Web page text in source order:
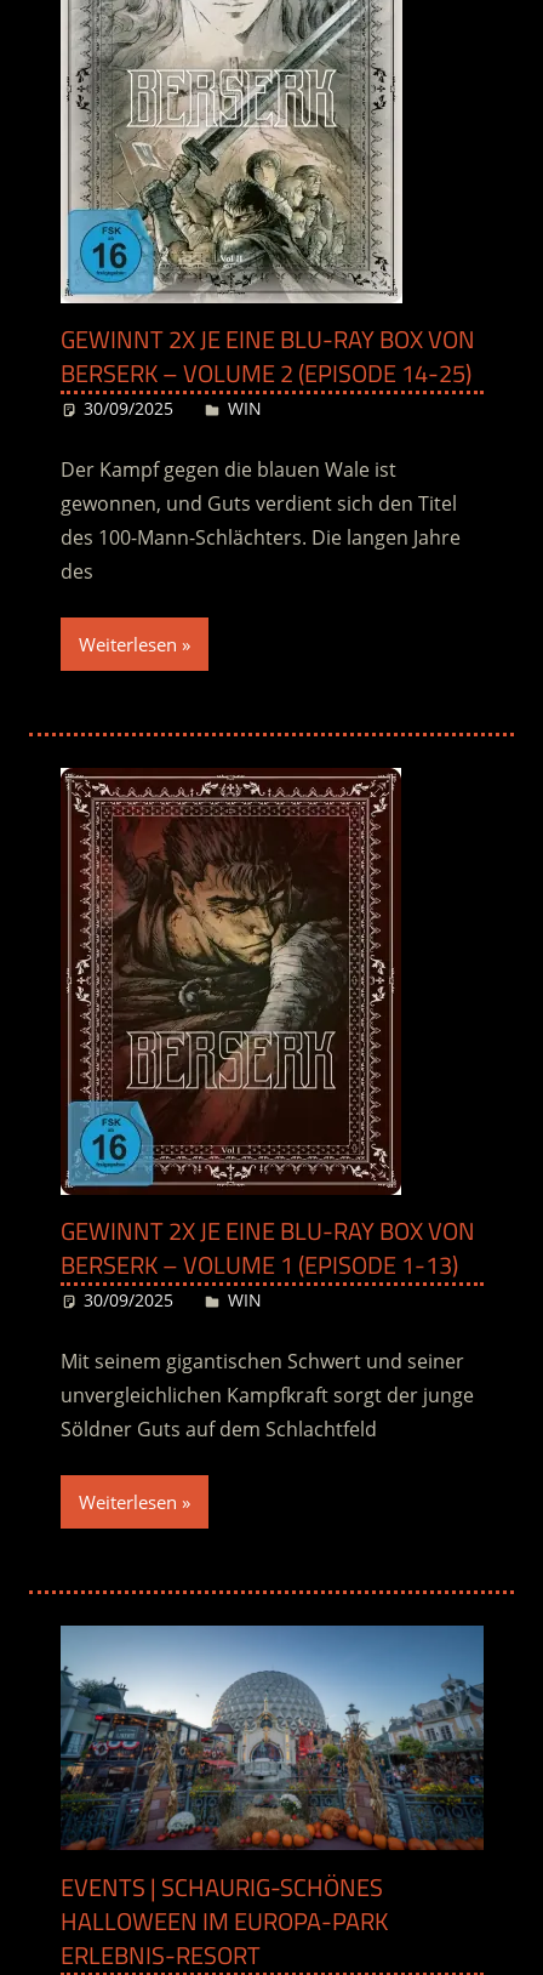
GEWINNT 2X JE EINE BLU-RAY BOX VON
BERSERK – VOLUME 2 (EPISODE 14-25)
30/09/2025 Desiree
WIN
Der Kampf gegen die blauen Wale ist
gewonnen, und Guts verdient sich den Titel
des 100-Mann-Schlächters. Die langen Jahre
des
Weiterlesen
GEWINNT 2X JE EINE BLU-RAY BOX VON
BERSERK – VOLUME 1 (EPISODE 1-13)
30/09/2025 Desiree
WIN
Mit seinem gigantischen Schwert und seiner
unvergleichlichen Kampfkraft sorgt der junge
Söldner Guts auf dem Schlachtfeld
Weiterlesen
EVENTS | SCHAURIG-SCHÖNES
HALLOWEEN IM EUROPA-PARK
ERLEBNIS-RESORT